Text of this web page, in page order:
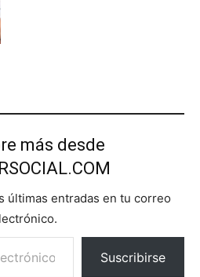
más desde
últimas entradas en tu correo
Suscribirse